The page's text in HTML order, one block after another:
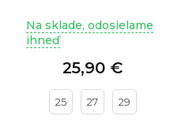
Na sklade, odosielame
ihneď
25,90 €
25 27 29